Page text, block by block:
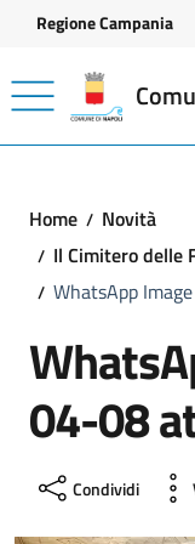
Vai ai contenuti
Vai al footer
Regione Campania
Home
Novità
Il Cimitero delle
WhatsApp
04-08
Condividi